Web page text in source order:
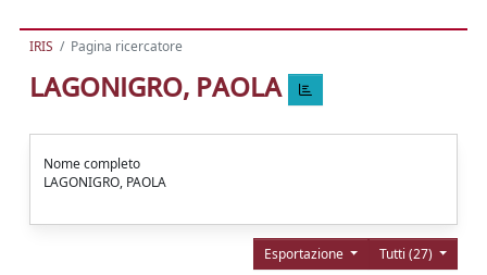
IRIS Pagina ricercatore
LAGONIGRO, PAOLA
Nome completo
LAGONIGRO, PAOLA
Tutti (27)
Esportazione